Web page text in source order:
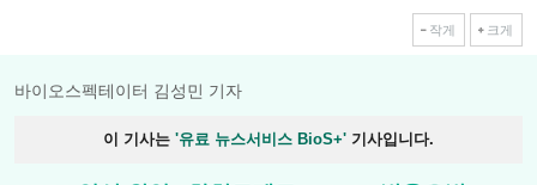
작게 크게
바이오스펙테이터 김성민 기자
이 기사는 '유료 뉴스서비스 BioS+' 기사입니다.